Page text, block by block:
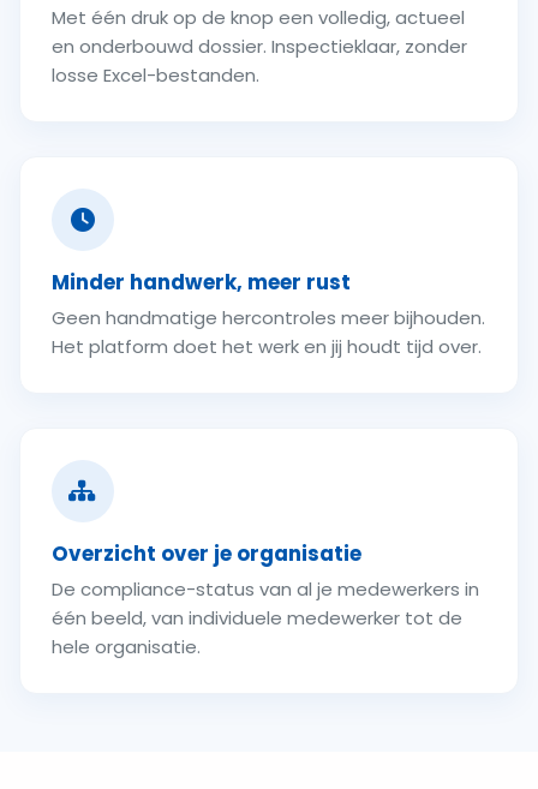
Met één druk op de knop een volledig, actueel
en onderbouwd dossier. Inspectieklaar, zonder
losse Excel-bestanden.
Minder handwerk, meer rust
Geen handmatige hercontroles meer bijhouden.
Het platform doet het werk en jij houdt tijd over.
Overzicht over je organisatie
De compliance-status van al je medewerkers in
één beeld, van individuele medewerker tot de
hele organisatie.